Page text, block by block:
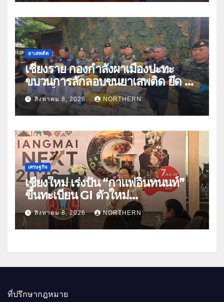
ยาเสพติด
เชียงราย กองกำลังผาเมืองปะทะ
ขบวนการลักลอบขนยาเสพติด ยึด 2
ล้านเม็ด
สิงหาคม 8, 2026 NORTHERN
เศรษฐกิจ
เชียงใหม่ เร่งปั้น “กาแฟอินทนนท์”
ขึ้นทะเบียน GI ตัวใหม่
“CHIANGMAI GI NEXT 2026”
ติดอาวุธผู้ประกอบการ 100 ราย ดัน
สินค้าอัตลักษณ์สู่ตลาดพรีเมียม
สิงหาคม 8, 2026 NORTHERN
ที่ปรึกษากฎหมาย